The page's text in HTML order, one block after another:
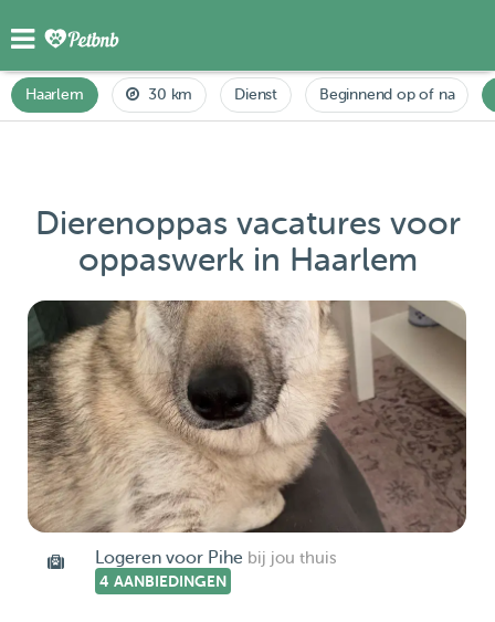
Haarlem 30 km Dienst Beginnend op of na
Dierenoppas vacatures voor
oppaswerk in Haarlem
Logeren voor Pihe bij jou thuis
4 AANBIEDINGEN